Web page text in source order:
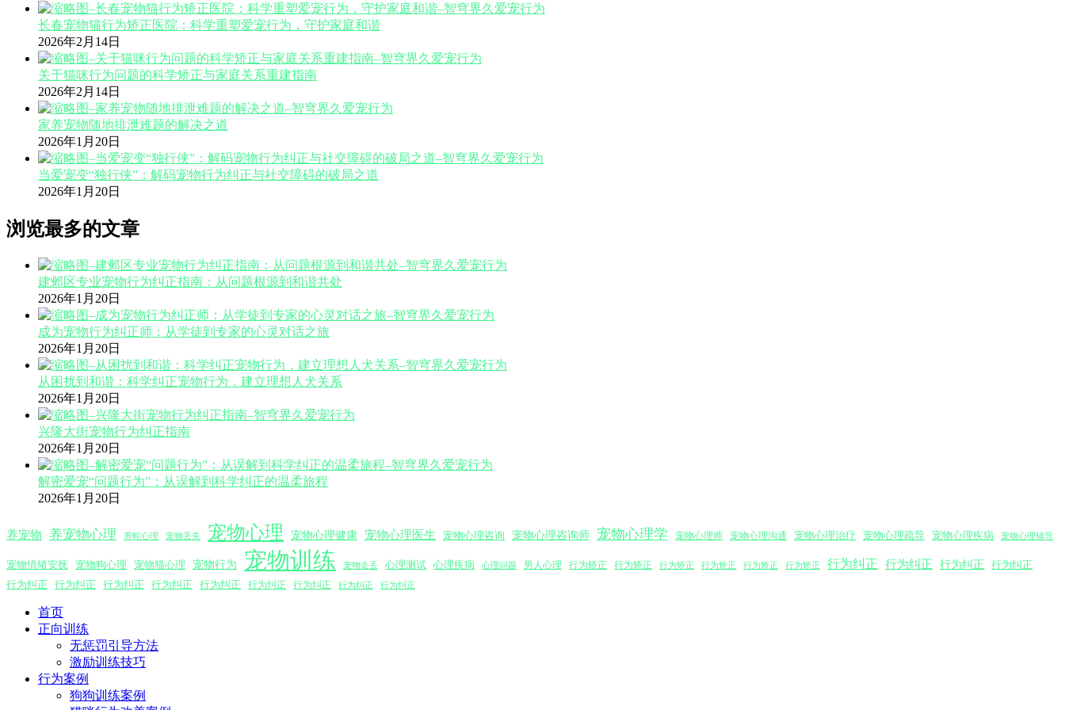
长春宠物猫行为矫正医院：科学重塑爱宠行为，守护家庭和谐
2026年2月14日
关于猫咪行为问题的科学矫正与家庭关系重建指南
2026年2月14日
家养宠物随地排泄难题的解决之道
2026年1月20日
当爱宠变“独行侠”：解码宠物行为纠正与社交障碍的破局之道
2026年1月20日
浏览最多的文章
建邺区专业宠物行为纠正指南：从问题根源到和谐共处
2026年1月20日
成为宠物行为纠正师：从学徒到专家的心灵对话之旅
2026年1月20日
从困扰到和谐：科学纠正宠物行为，建立理想人犬关系
2026年1月20日
兴隆大街宠物行为纠正指南
2026年1月20日
解密爱宠“问题行为”：从误解到科学纠正的温柔旅程
2026年1月20日
养宠物 养宠物心理 养蛇心理 宠物丢失 宠物心理 宠物心理健康 宠物心理医生 宠物心理咨询 宠物心理咨询师 宠物心理学 宠物心理师 宠物心理沟通 宠物心理治疗 宠物心理疏导 宠物心理疾病 宠物心理辅导
宠物情绪安抚 宠物狗心理 宠物猫心理 宠物行为 宠物训练 宠物走丢 心理测试 心理疾病 心理问题 男人心理 行为矫正 行为矫正 行为矫正 行为矫正 行为矫正 行为矫正 行为纠正 行为纠正 行为纠正
行为纠正
行为纠正
行为纠正 行为纠正 行为纠正 行为纠正 行为纠正 行为纠正 行为纠正 行为纠正
首页
正向训练
无惩罚引导方法
激励训练技巧
行为案例
狗狗训练案例